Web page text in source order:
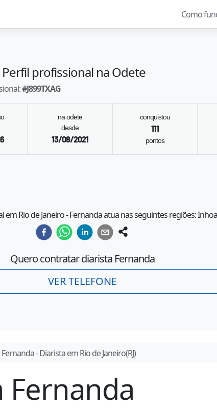
Como
Perfil profissional na Odete
#J899TXAG
na odete
desde
13/08/2021
conquistou
111
pontos
em Rio de Janeiro - Fernanda atua nas seguintes regiões:
Quero contratar diarista Fernanda
VER TELEFONE
Fernanda- Diarista emRio de Janeiro(RJ)
Fernanda